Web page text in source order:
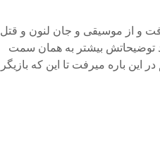
و از موسیقی و جان لنون و قتل
توضیحاتش بیشتر به همان سمت
این باره میرفت تا این که بازیگر